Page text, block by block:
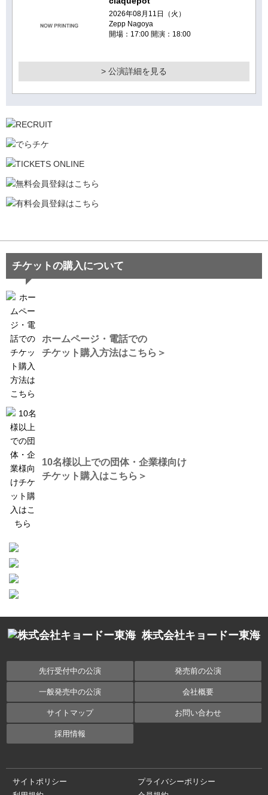
2026年08月11日（火）
Zepp Nagoya
開場：17:00 開演：18:00
> 公演詳細を見る
チケットの購入について
ホームページ・電話での
チケット購入方法はこちら＞
10名様以上での団体・企業様向け
チケット購入はこちら＞
株式会社キョードー東海
先行受付中の公演 発売前の公演
一般発売中の公演 会社概要
サイトマップ お問い合わせ
採用情報
サイトポリシー
プライバシーポリシー